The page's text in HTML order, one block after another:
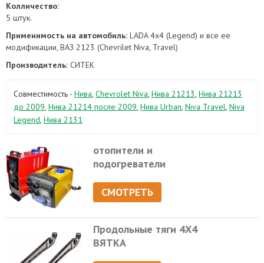
Колличество:
5 штук.
Применимость на автомобиль: LADA 4x4 (Legend) и все ее
модификации, ВАЗ 2123 (Chevrilet Niva, Travel)
Производитель: СИТЕК
Совместимость - Нива, Chevrolet Niva, Нива 21213, Нива 21213
до 2009, Нива 21214 после 2009, Нива Urban, Niva Travel, Niva
Legend, Нива 2131
отопители и
подогреватели
СМОТРЕТЬ
Продольные тяги 4Х4
ВЯТКА